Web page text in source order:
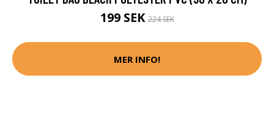
199 SEK224 SEK
MER INFO!